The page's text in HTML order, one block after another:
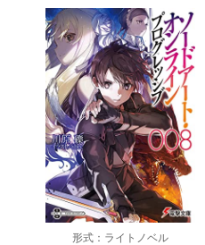
形式：ライトノベル